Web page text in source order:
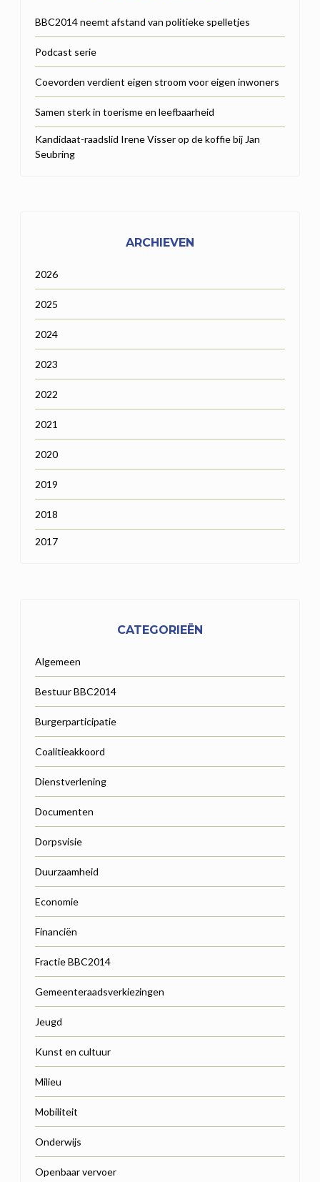
BBC2014 neemt afstand van politieke spelletjes
Podcast serie
Coevorden verdient eigen stroom voor eigen inwoners
Samen sterk in toerisme en leefbaarheid
Kandidaat-raadslid Irene Visser op de koffie bij Jan
Seubring
ARCHIEVEN
2026
2025
2024
2023
2022
2021
2020
2019
2018
2017
CATEGORIEËN
Algemeen
Bestuur BBC2014
Burgerparticipatie
Coalitieakkoord
Dienstverlening
Documenten
Dorpsvisie
Duurzaamheid
Economie
Financiën
Fractie BBC2014
Gemeenteraadsverkiezingen
Jeugd
Kunst en cultuur
Milieu
Mobiliteit
Onderwijs
Openbaar vervoer